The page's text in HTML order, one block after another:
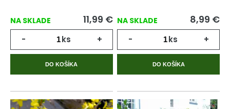
NA SKLADE 11,99 €
- ks +
DO KOŠÍKA
NA SKLADE 8,99 €
- ks +
DO KOŠÍKA